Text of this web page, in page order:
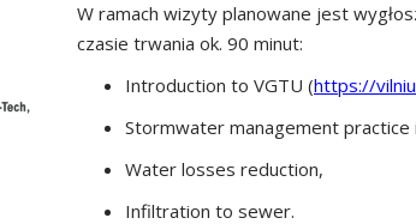
W ramach wizyty planowane jest
czasie trwania ok. 90 minut:
Introduction to VGTU (https://
Stormwater management practice
Water losses reduction,
Infiltration to sewer.